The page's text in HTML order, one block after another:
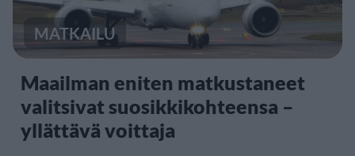
MATKAILU
Maailman eniten matkustaneet
valitsivat suosikkikohteensa –
yllättävä voittaja